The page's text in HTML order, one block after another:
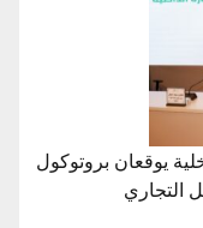
يوقعان بروتوكول
التجاري